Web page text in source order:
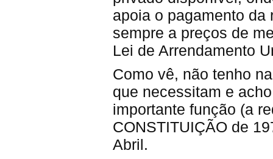
apoia o pagamento da
sempre a preços de
Lei de Arrendamento
Como vê, não tenho
que necessitam e
importante função (a
CONSTITUIÇÃO de
Abril.